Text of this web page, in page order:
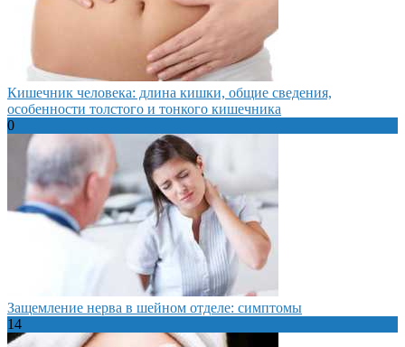
Кишечник человека: длина кишки, общие сведения,
особенности толстого и тонкого кишечника
0
Защемление нерва в шейном отделе: симптомы
14